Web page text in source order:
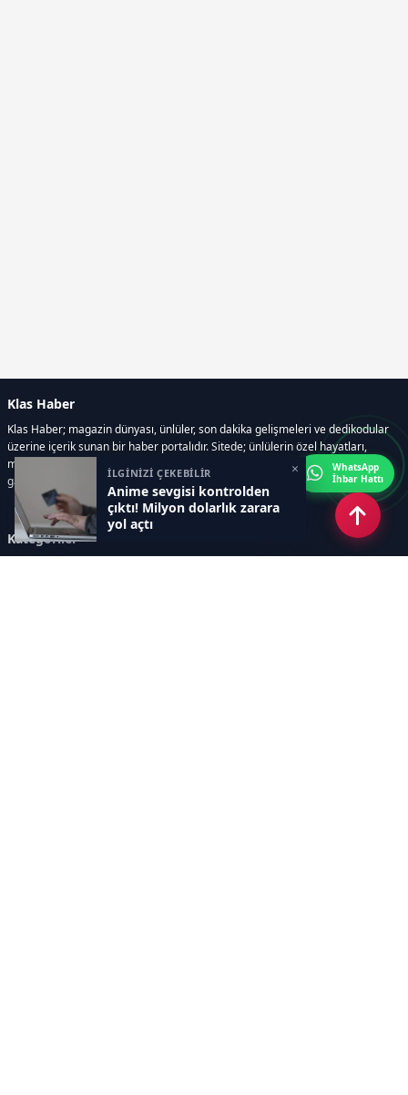
İLGİNİZİ ÇEKEBİLİR
Anime sevgisi kontrolden
çıktı! Milyon dolarlık zarara
yol açtı
×
Klas Haber
Klas Haber; magazin dünyası, ünlüler, son dakika gelişmeleri ve dedikodular
üzerine içerik sunan bir haber portalıdır. Sitede; ünlülerin özel hayatları,
magazin gündemi, röportajlar, fotoğraf ve video galerileri, resmi ilanlar, e-
gazete gibi geniş bir içerik yelpazesi bulunur.
Kategoriler
WhatsApp
İhbar Hattı